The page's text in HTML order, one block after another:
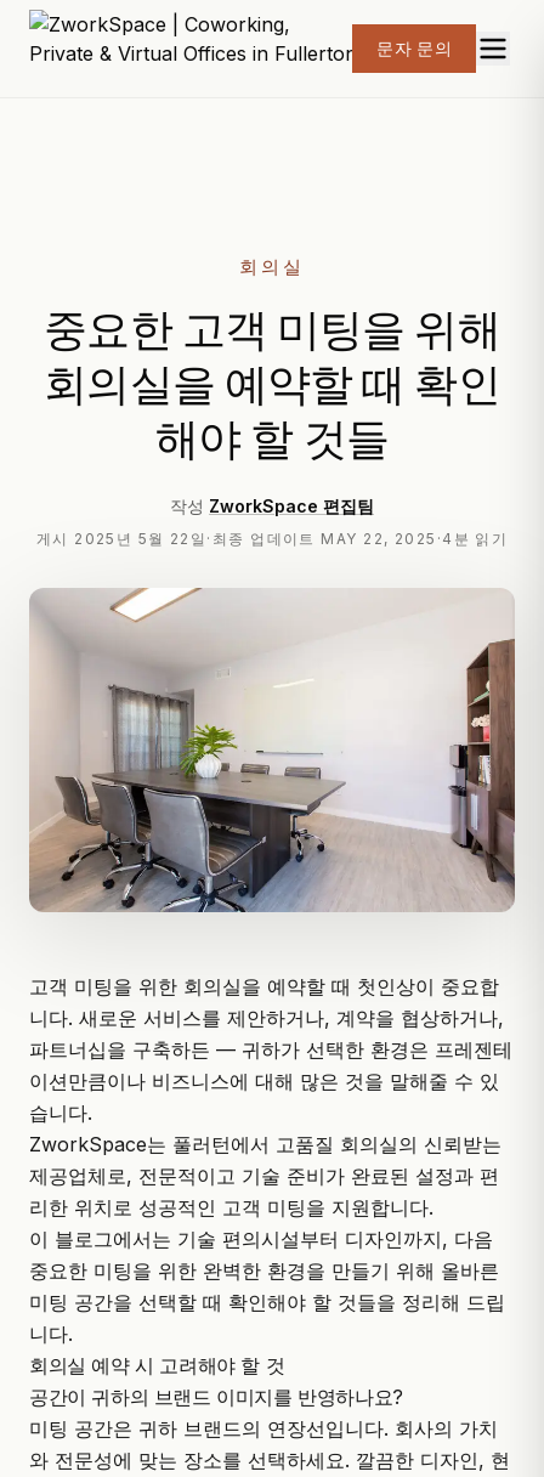
문자 문의
회의실
중요한 고객 미팅을 위해
회의실을 예약할 때 확인
해야 할 것들
작성 ZworkSpace 편집팀
게시 2025년 5월 22일 · 최종 업데이트 MAY 22, 2025 · 4분 읽기
고객 미팅을 위한 회의실을 예약할 때 첫인상이 중요합
니다. 새로운 서비스를 제안하거나, 계약을 협상하거나,
파트너십을 구축하든 — 귀하가 선택한 환경은 프레젠테
이션만큼이나 비즈니스에 대해 많은 것을 말해줄 수 있
습니다.
ZworkSpace는 풀러턴에서 고품질 회의실의 신뢰받는
제공업체로, 전문적이고 기술 준비가 완료된 설정과 편
리한 위치로 성공적인 고객 미팅을 지원합니다.
이 블로그에서는 기술 편의시설부터 디자인까지, 다음
중요한 미팅을 위한 완벽한 환경을 만들기 위해 올바른
미팅 공간을 선택할 때 확인해야 할 것들을 정리해 드립
니다.
회의실 예약 시 고려해야 할 것
공간이 귀하의 브랜드 이미지를 반영하나요?
미팅 공간은 귀하 브랜드의 연장선입니다. 회사의 가치
와 전문성에 맞는 장소를 선택하세요. 깔끔한 디자인, 현